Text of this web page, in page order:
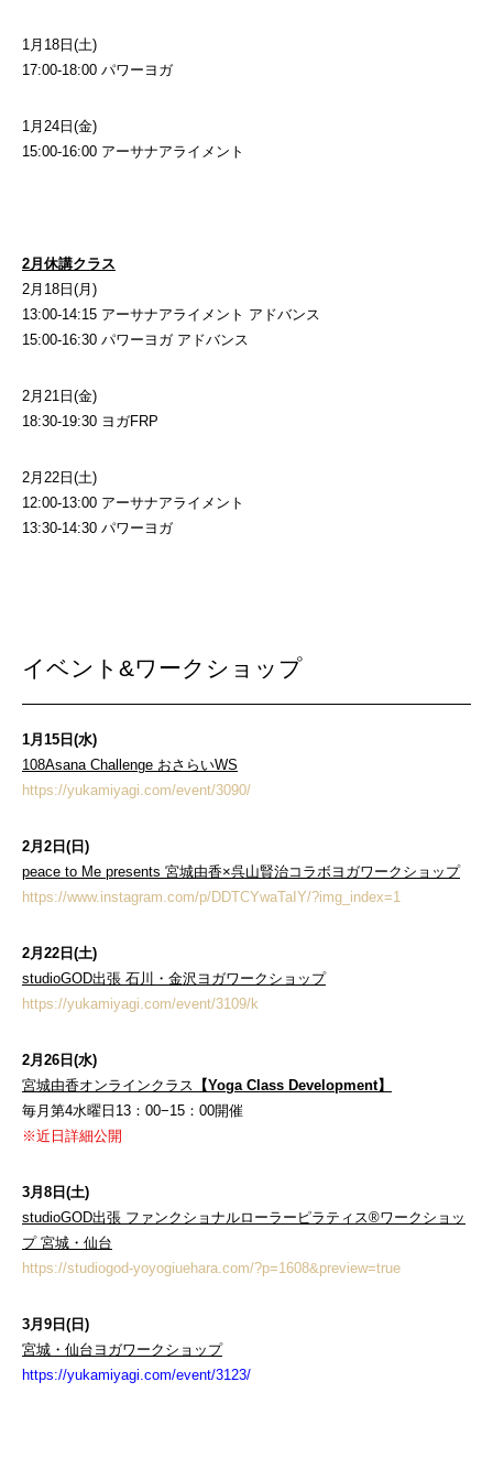
1月18日(土)
17:00-18:00 パワーヨガ
1月24日(金)
15:00-16:00 アーサナアライメント
2月休講クラス
2月18日(月)
13:00-14:15 アーサナアライメント アドバンス
15:00-16:30 パワーヨガ アドバンス
2月21日(金)
18:30-19:30 ヨガFRP
2月22日(土)
12:00-13:00 アーサナアライメント
13:30-14:30 パワーヨガ
イベント&ワークショップ
1月15日(水)
108Asana Challenge おさらいWS
https://yukamiyagi.com/event/3090/
2月2日(日)
peace to Me presents 宮城由香×呉山賢治コラボヨガワークショップ
https://www.instagram.com/p/DDTCYwaTaIY/?img_index=1
2月22日(土)
studioGOD出張 石川・金沢ヨガワークショップ
https://yukamiyagi.com/event/3109/k
2月26日(水)
宮城由香オンラインクラス 【Yoga Class Development】
毎月第4水曜日13：00−15：00開催
※近日詳細公開
3月8日(土)
studioGOD出張 ファンクショナルローラーピラティス®ワークショッ
プ 宮城・仙台
https://studiogod-yoyogiuehara.com/?p=1608&preview=true
3月9日(日)
宮城・仙台ヨガワークショップ
https://yukamiyagi.com/event/3123/